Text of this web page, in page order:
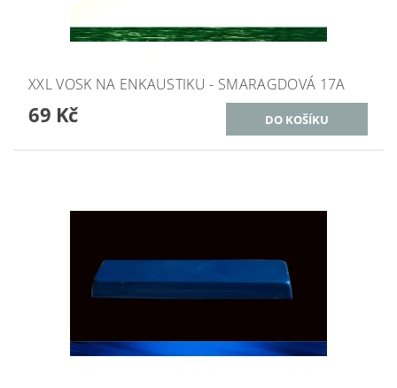
XXL VOSK NA ENKAUSTIKU - SMARAGDOVÁ 17A
69 Kč